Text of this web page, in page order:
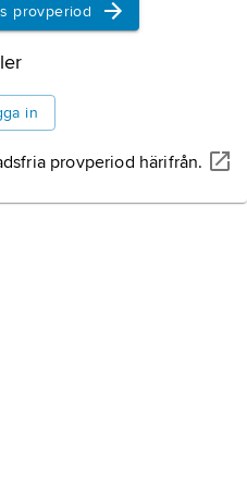
provperiod
in
provperiod härifrån.